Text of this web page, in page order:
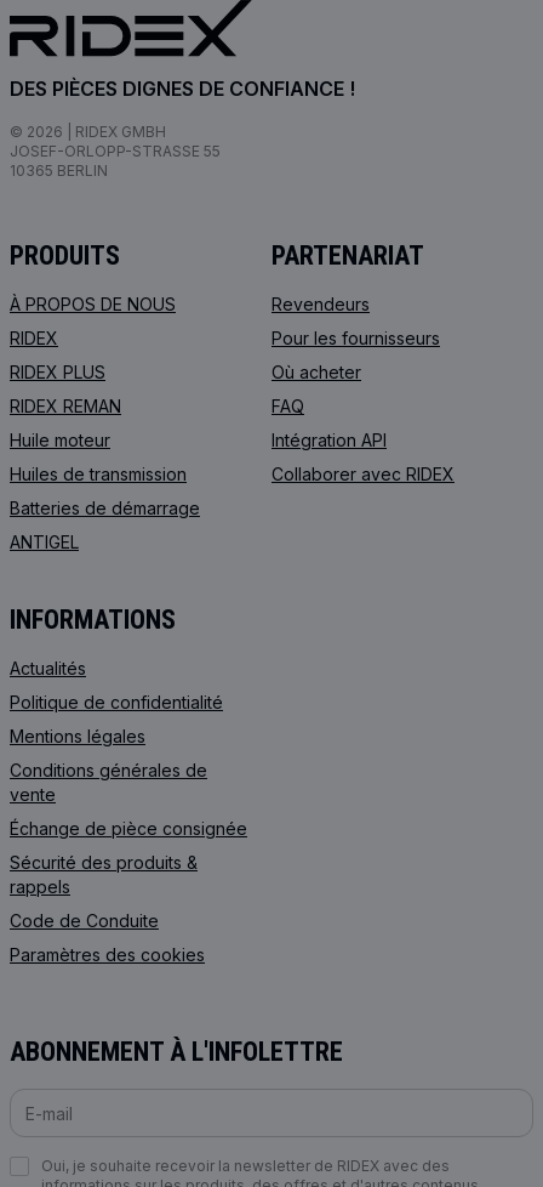
DES PIÈCES DIGNES DE CONFIANCE !
© 2026 | RIDEX GMBH
JOSEF-ORLOPP-STRASSE 55
10365 BERLIN
PRODUITS
À PROPOS DE NOUS
RIDEX
RIDEX PLUS
RIDEX REMAN
Huile moteur
Huiles de transmission
Batteries de démarrage
ANTIGEL
PARTENARIAT
Revendeurs
Pour les fournisseurs
Où acheter
FAQ
Intégration API
Collaborer avec RIDEX
INFORMATIONS
Actualités
Politique de confidentialité
Mentions légales
Conditions générales de
vente
Échange de pièce consignée
Sécurité des produits &
rappels
Code de Сonduite
Paramètres des cookies
ABONNEMENT À L'INFOLETTRE
Oui, je souhaite recevoir la newsletter de RIDEX avec des